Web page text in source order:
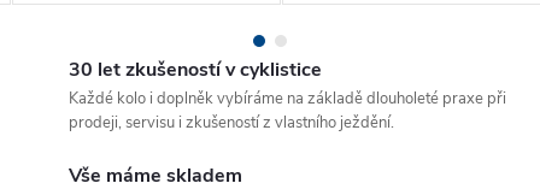
30 let zkušeností v cyklistice
Každé kolo i doplněk vybíráme na základě dlouholeté praxe při
prodeji, servisu i zkušeností z vlastního ježdění.
Vše máme skladem